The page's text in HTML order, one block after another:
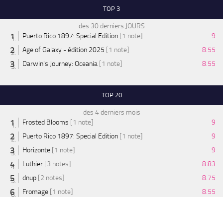
TOP 3
des 30 derniers JOURS
Puerto Rico 1897: Special Edition [1 note]
9
Age of Galaxy - édition 2025 [1 note]
8.55
Darwin's Journey: Oceania [1 note] 8.55
TOP 20
des 4 derniers mois
Frosted Blooms [1 note]
9
Puerto Rico 1897: Special Edition [1 note]
9
Horizonte [1 note]
9
Luthier [3 notes]
8.83
dnup [2 notes]
8.75
Fromage [1 note]
8.55